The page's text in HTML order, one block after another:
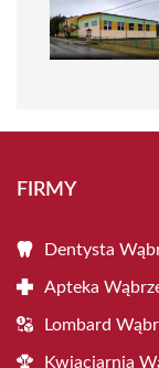
FIRMY
Dentysta
Apteka
Lombard
Kwiaciarnia